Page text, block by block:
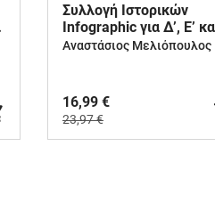
Συλλογή Ιστορικών
Infographic για Δ’, Ε’
ΣΤ’ Δημοτικού
16,99 €
23,97 €